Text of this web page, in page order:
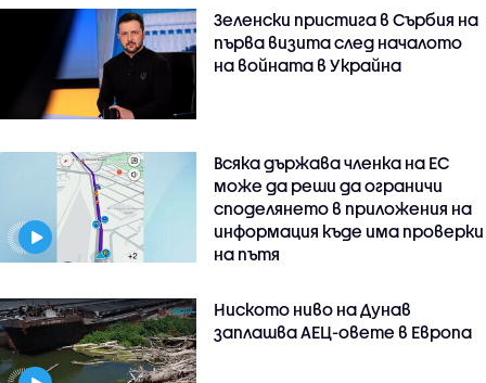
Зеленски пристига в Сърбия на
първа визита след началото
на войната в Украйна
Всяка държава членка на ЕС
може да реши да ограничи
споделянето в приложения на
информация къде има проверки
на пътя
Ниското ниво на Дунав
заплашва АЕЦ-овете в Европа